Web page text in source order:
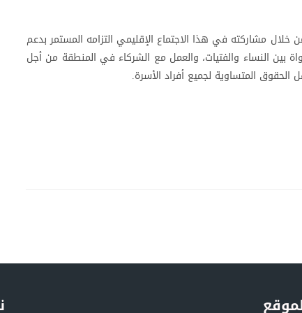
خلال مشاركته في هذا الاجتماع الإقليمي التزامه المستمر بدعم
بين النساء والفتيات، والعمل مع الشركاء في المنطقة من أجل
الحقوق المتساوية لجميع أفراد الأسرة.